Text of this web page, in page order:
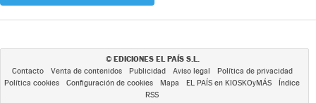
© EDICIONES EL PAÍS S.L.
Contacto Venta de contenidos Publicidad Aviso legal
Política de privacidad
Política cookies
Configuración de cookies Mapa EL PAÍS en KIOSKOyMÁS
Índice
RSS